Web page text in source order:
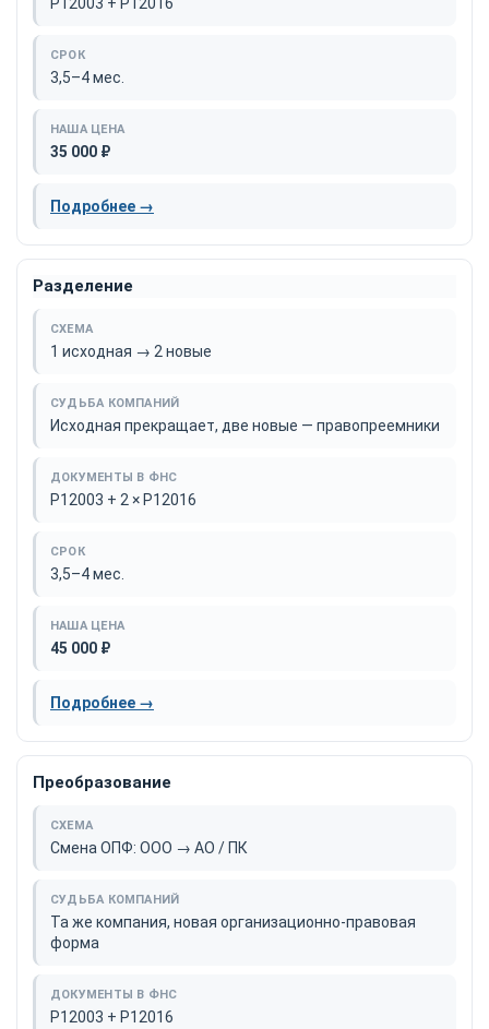
3,5–4 мес.
35 000 ₽
Подробнее →
Разделение
1 исходная → 2 новые
Исходная прекращает, две новые — правопреемники
Р12003 + 2 × Р12016
3,5–4 мес.
45 000 ₽
Подробнее →
Преобразование
Смена ОПФ: ООО → АО / ПК
Та же компания, новая организационно-правовая
форма
Р12003 + Р12016